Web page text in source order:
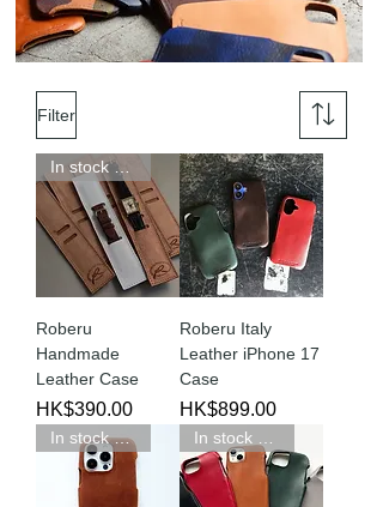
Filter
In stock 現貨新品
Roberu
Handmade
Leather Case
Price
HK$390.00
Roberu Italy
Leather iPhone 17
Case
Price
HK$899.00
In stock 現貨新品 In stock 現貨新品